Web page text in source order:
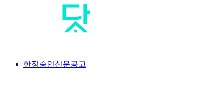
공고닷컴
<br>#공고닷컴 #신문공고대행사 #신문공고 #일간지공고 #일간
한정승인신문공고